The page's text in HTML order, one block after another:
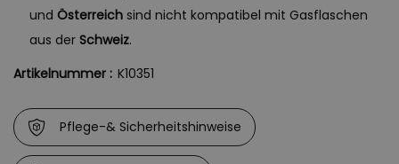
und Österreich sind nicht kompatibel mit Gasflaschen
aus der Schweiz.
Artikelnummer : K10351
Pflege-& Sicherheitshinweise